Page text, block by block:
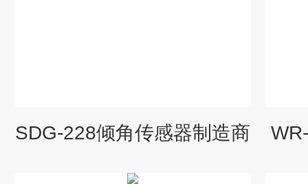
SDG-228倾角传感器制造商